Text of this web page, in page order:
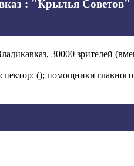
: "Крылья Советов"
30000 зрителей
(); помощники главного